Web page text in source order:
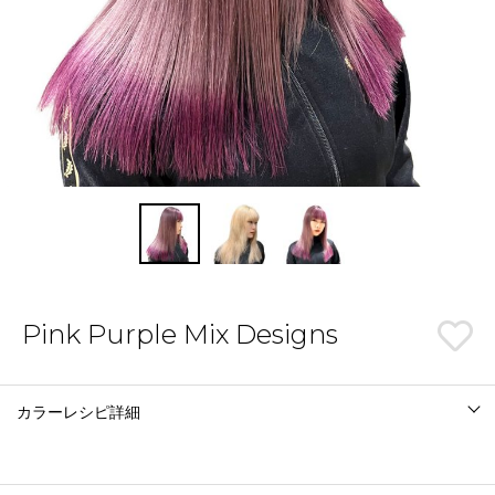
Pink Purple Mix Designs
カラーレシピ詳細